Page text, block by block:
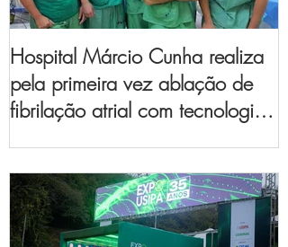
Hospital Márcio Cunha realiza
pela primeira vez ablação de
fibrilação atrial com tecnologia